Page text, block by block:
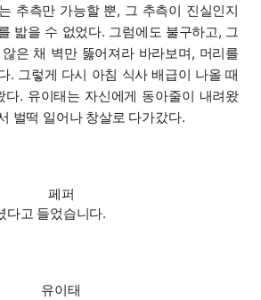
추측만 가능할 뿐, 그 추측이 진실인지
밟을 수 없었다. 그럼에도 불구하고, 그
은 채 벽만 뚫어져라 바라보며, 머리를
. 그렇게 다시 아침 식사 배급이 나올 때
다. 유이태는 자신에게 동아줄이 내려왔
벌떡 일어나 창살로 다가갔다.
페퍼
다고 들었습니다.
유이태